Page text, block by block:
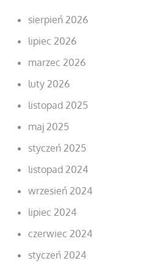
sierpień 2026
lipiec 2026
marzec 2026
luty 2026
listopad 2025
maj 2025
styczeń 2025
listopad 2024
wrzesień 2024
lipiec 2024
czerwiec 2024
styczeń 2024